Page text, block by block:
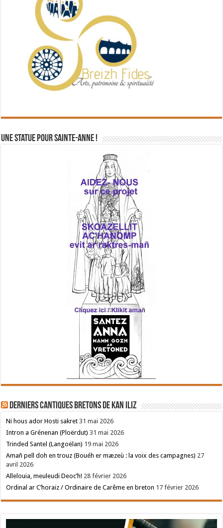
Une statue pour Sainte-Anne !
Derniers cantiques bretons de Kan Iliz
Ni hous ador Hosti sakret 31 mai 2026
Intron a Grénenan (Ploërdut) 31 mai 2026
Trinded Santel (Langoëlan) 19 mai 2026
Amañ pell doh en trouz (Bouéh er mæzeù : la voix des campagnes) 27
avril 2026
Allelouia, meuleudi Deoc’h! 28 février 2026
Ordinal ar C’horaiz / Ordinaire de Carême en breton 17 février 2026